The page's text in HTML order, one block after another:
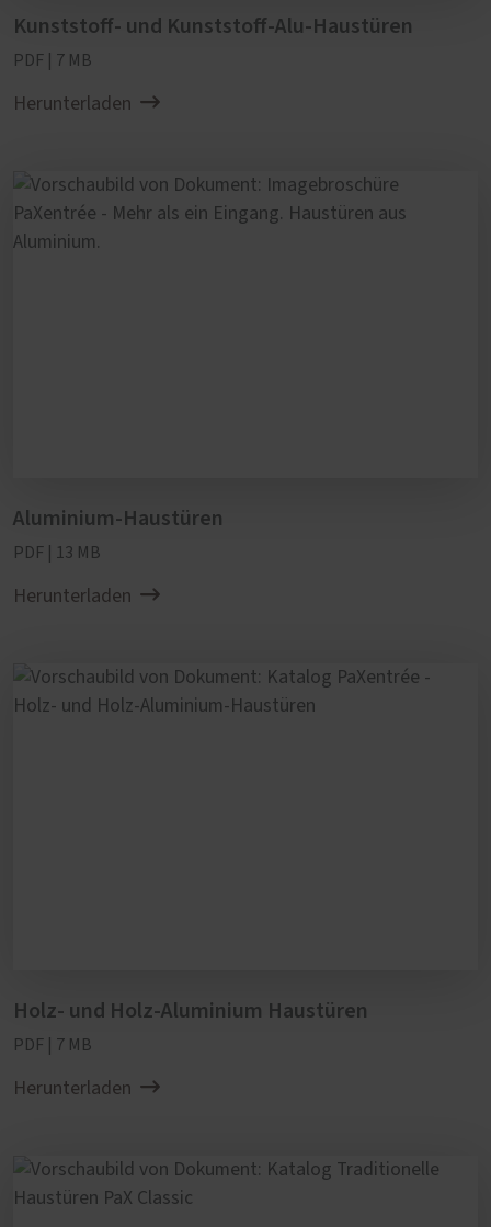
Kunststoff- und Kunststoff-Alu-Haustüren
PDF | 7 MB
Herunterladen
Aluminium-Haustüren
PDF | 13 MB
Herunterladen
Holz- und Holz-Aluminium Haustüren
PDF | 7 MB
Herunterladen